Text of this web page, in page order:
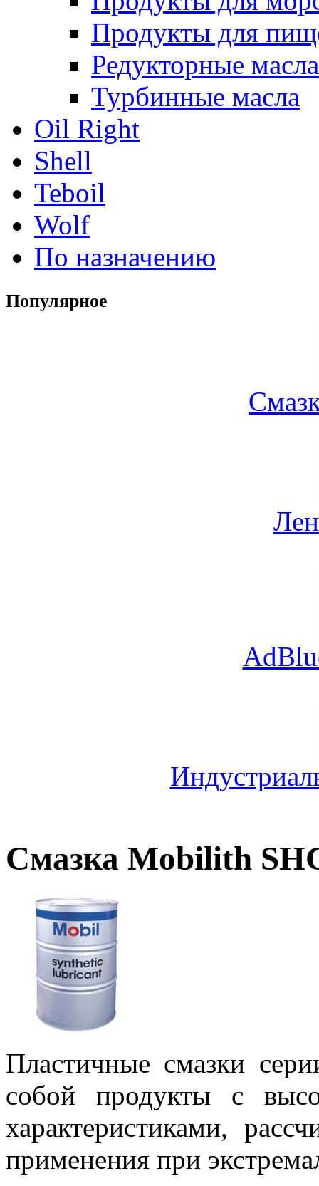
Продукты для
Редукторные масла
Турбинные масла
Oil Right
Shell
Teboil
Wolf
По назначению
Популярное
Смазка Mobilith
Пластичные смазки
собой продукты с
характеристиками,
применения при